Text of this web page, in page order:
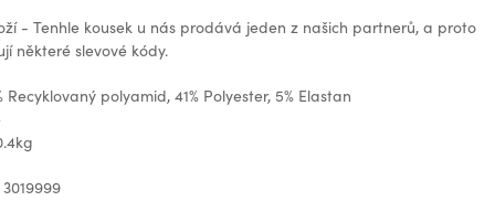
- Tenhle kousek u nás prodává jeden z našich partnerů, a proto
některé slevové kódy.
Recyklovaný polyamid, 41% Polyester, 5% Elastan